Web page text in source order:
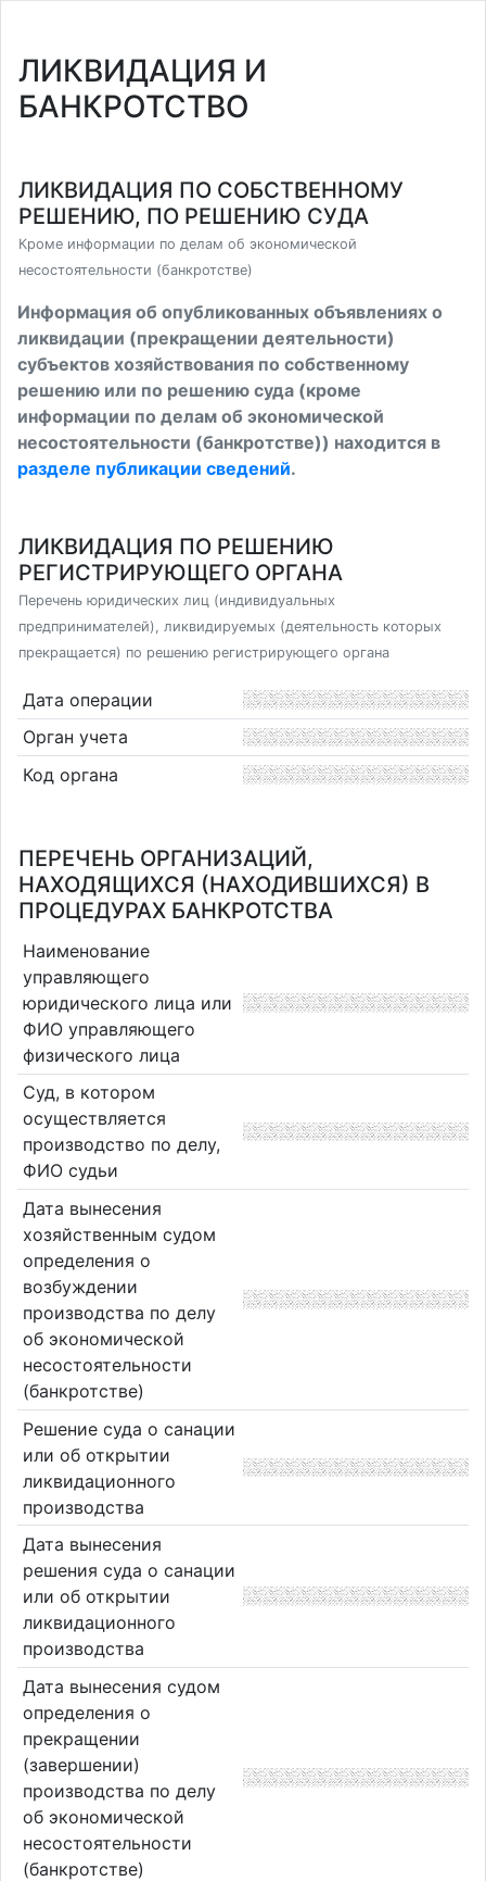
ЛИКВИДАЦИЯ И
БАНКРОТСТВО
ЛИКВИДАЦИЯ ПО СОБСТВЕННОМУ
РЕШЕНИЮ, ПО РЕШЕНИЮ СУДА
Кроме информации по делам об экономической
несостоятельности (банкротстве)
Информация об опубликованных объявлениях о
ликвидации (прекращении деятельности)
субъектов хозяйствования по собственному
решению или по решению суда (кроме
информации по делам об экономической
несостоятельности (банкротстве)) находится в
разделе публикации сведений.
ЛИКВИДАЦИЯ ПО РЕШЕНИЮ
РЕГИСТРИРУЮЩЕГО ОРГАНА
Перечень юридических лиц (индивидуальных
предпринимателей), ликвидируемых (деятельность которых
прекращается) по решению регистрирующего органа
Дата операции
Орган учета
Код органа
ПЕРЕЧЕНЬ ОРГАНИЗАЦИЙ,
НАХОДЯЩИХСЯ (НАХОДИВШИХСЯ) В
ПРОЦЕДУРАХ БАНКРОТСТВА
Наименование
управляющего
юридического лица или
ФИО управляющего
физического лица
Суд, в котором
осуществляется
производство по делу,
ФИО судьи
Дата вынесения
хозяйственным судом
определения о
возбуждении
производства по делу
об экономической
несостоятельности
(банкротстве)
Решение суда о санации
или об открытии
ликвидационного
производства
Дата вынесения
решения суда о санации
или об открытии
ликвидационного
производства
Дата вынесения судом
определения о
прекращении
(завершении)
производства по делу
об экономической
несостоятельности
(банкротстве)